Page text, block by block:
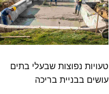
טעויות נפוצות שבעלי בתים
עושים בבניית בריכה